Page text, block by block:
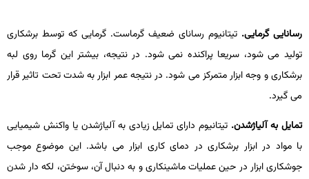
رسانایی گرمایی. تیتانیوم رسانای ضعیف گرماست. گرمایی که توسط برشکاری
تولید می­ شود، سریعا پراکنده نمی­ شود. در نتیجه، بیشتر این گرما روی لبه
برشکاری و وجه ابزار متمرکز می­ شود. در نتیجه عمر ابزار به شدت تحت تاثیر قرار
می­ گیرد.
تمایل به آلیاژشدن. تیتانیوم دارای تمایل زیادی به آلیاژشدن یا واکنش­ شیمیایی
با مواد در ابزار برشکاری در دمای کاری ابزار می­ باشد. این موضوع موجب
جوشکاری ابزار در حین عملیات ماشین­کاری و به دنبال آن، سوختن، لکه­ دار شدن